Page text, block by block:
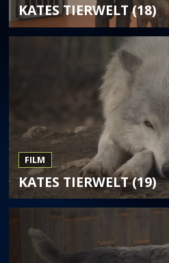
KATES TIERWELT (18)
FILM
KATES TIERWELT (19)